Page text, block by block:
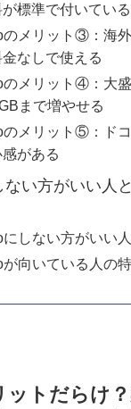
標準で付いている
のメリット③：海
なしで使える
のメリット④：大
まで増やせる
のメリット⑤：ド
がある
ない方がいい人
にしない方がいい
が向いている人の
トだらけ